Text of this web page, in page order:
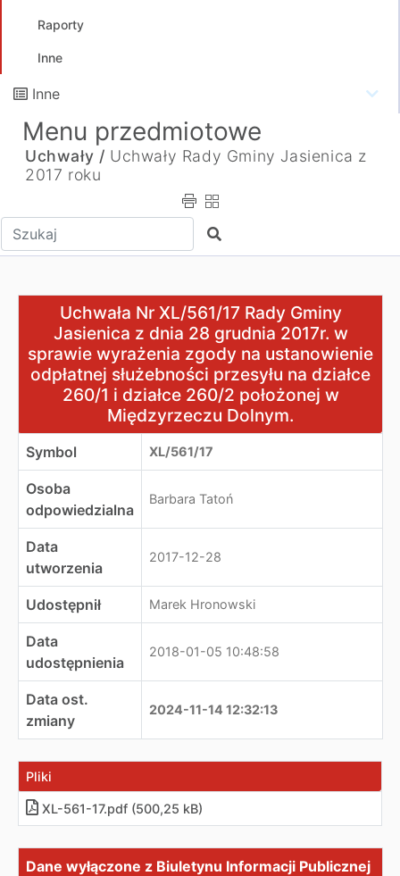
Raporty
Inne
Inne
Menu przedmiotowe
Uchwały / Uchwały Rady Gminy Jasienica z
2017 roku
Wpisz tekst do wyszukania Szukaj
Uchwała Nr XL/561/17 Rady Gminy Jasienica z dnia
Uchwała Nr XL/561/17 Rady Gminy
Jasienica z dnia 28 grudnia 2017r. w
sprawie wyrażenia zgody na ustanowienie
odpłatnej służebności przesyłu na działce
260/1 i działce 260/2 położonej w
Międzyrzeczu Dolnym.
Symbol XL/561/17
Osoba
odpowiedzialna
Barbara Tatoń
Data
utworzenia
2017-12-28
Udostępnił Marek Hronowski
Data
udostępnienia
2018-01-05 10:48:58
Data ost.
zmiany
2024-11-14 12:32:13
Pliki
XL-561-17.pdf (500,25 kB)
Dane wyłączone z Biuletynu Informacji Publicznej
Dane wyłączone z Biuletynu Informacji Publicznej